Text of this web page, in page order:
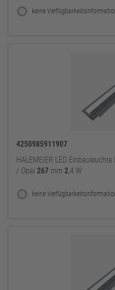
keine
4250985911907
HALEMEIER LED
/ Opal 267 mm 2,4 W
keine